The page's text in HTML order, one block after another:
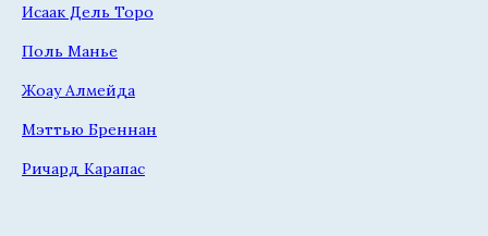
Исаак Дель Торо
Поль Манье
Жоау Алмейда
Мэттью Бреннан
Ричард Карапас